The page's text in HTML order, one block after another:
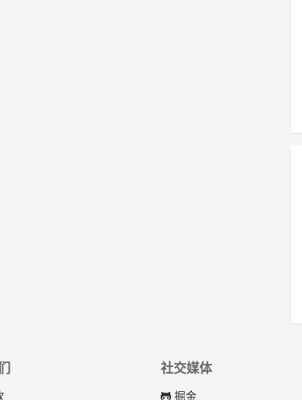
社交媒体
掘金